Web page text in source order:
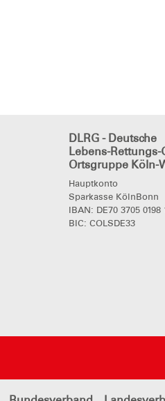
DLRG - Deutsche
Lebens-Rettungs-
Ortsgruppe Köln-
Hauptkonto
Sparkasse KölnBonn
IBAN: DE70 3705 0198
BIC: COLSDE33